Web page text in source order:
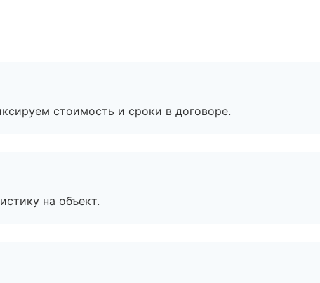
стоимость и сроки в договоре.
на объект.